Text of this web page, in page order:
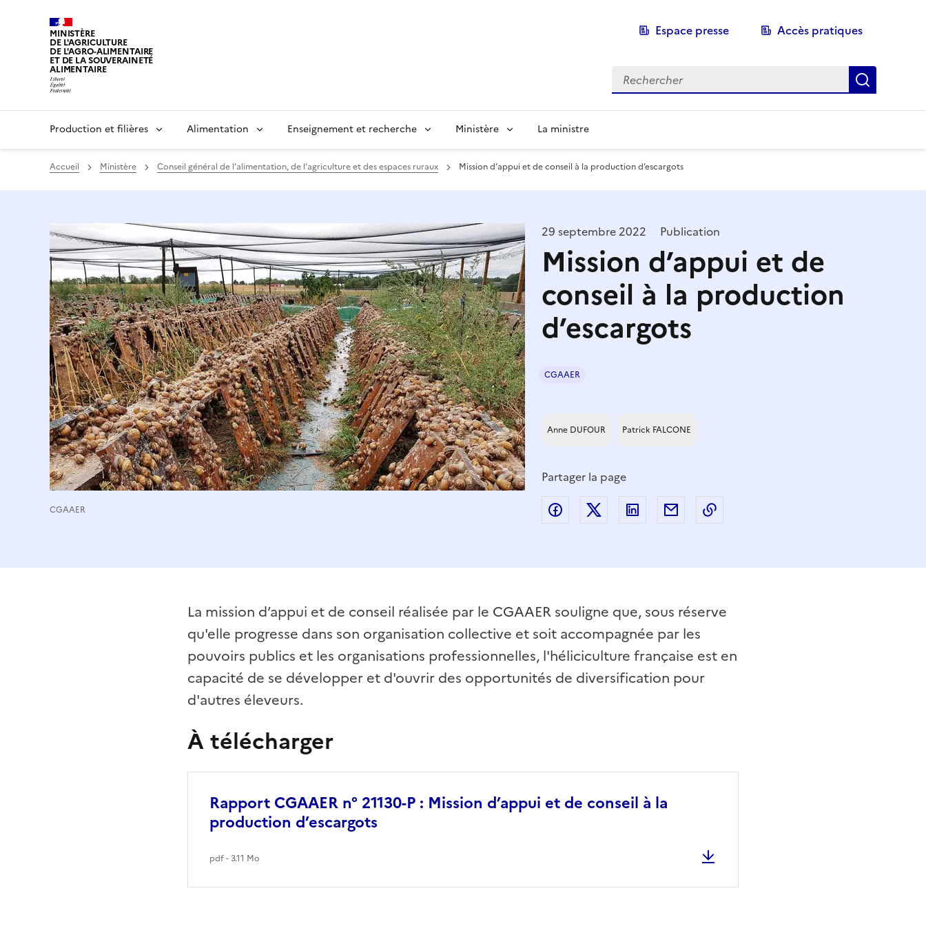
MINISTÈRE
DE L'AGRICULTURE
DE L'AGRO-ALIMENTAIRE
ET DE LA SOUVERAINETÉ
ALIMENTAIRE
Espace presse Accès pratiques
Recherche
Production et filières Alimentation Enseignement et recherche Ministère La ministre
Accueil Ministère Conseil général de l’alimentation, de l’agriculture et des espaces ruraux Mission d’appui et de conseil à la production d’escargots
CGAAER
29 septembre 2022 Publication
Mission d’appui et de
conseil à la production
d’escargots
CGAAER
Anne DUFOUR Patrick FALCONE
Partager la page
Partager sur Facebook
Partager sur Twitter
Partager sur LinkedIn
Partager par email
La mission d’appui et de conseil réalisée par le CGAAER souligne que, sous réserve
qu'elle progresse dans son organisation collective et soit accompagnée par les
pouvoirs publics et les organisations professionnelles, l'héliciculture française est en
capacité de se développer et d'ouvrir des opportunités de diversification pour
d'autres éleveurs.
À télécharger
Rapport CGAAER n° 21130-P : Mission d’appui et de conseil à la
production d’escargots
pdf - 3.11 Mo